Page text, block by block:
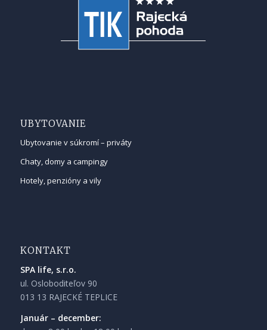
UBYTOVANIE
Ubytovanie v súkromí – priváty
Chaty, domy a campingy
Hotely, penzióny a vily
KONTAKT
SPA life, s.r.o.
ul. Osloboditeľov 90
013 13 RAJECKÉ TEPLICE
Január – december: